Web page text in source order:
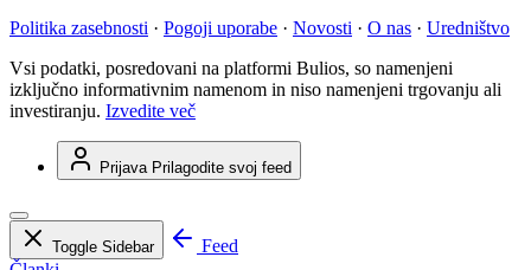
Politika zasebnosti · Pogoji uporabe · Novosti · O nas · Uredništvo
Vsi podatki, posredovani na platformi Bulios, so namenjeni
izključno informativnim namenom in niso namenjeni trgovanju ali
investiranju. Izvedite več
Prijava Prilagodite svoj feed
Toggle Sidebar
Feed